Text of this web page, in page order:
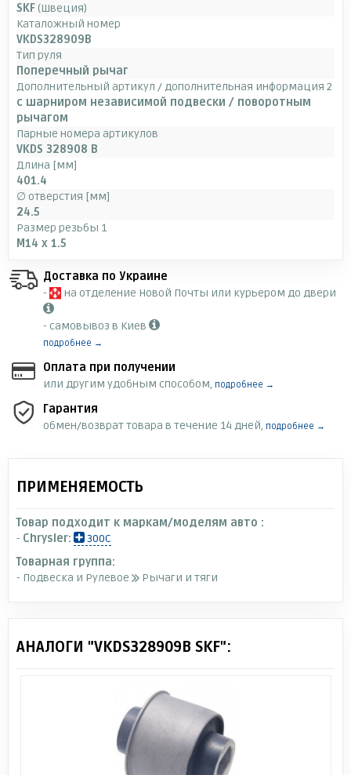
SKF (Швеция)
Каталожный номер
VKDS328909B
Тип руля
Поперечный рычаг
Дополнительный артикул / дополнительная информация 2
c шарниром независимой подвески / поворотным
рычагом
Парные номера артикулов
VKDS 328908 B
Длина [мм]
401.4
∅ отверстия [мм]
24.5
Размер резьбы 1
M14 x 1.5
Доставка по Украине
-
на отделение Новой Почты или курьером до двери
- самовывоз в Киев
подробнее →
Оплата при получении
или другим удобным способом, подробнее →
Гарантия
обмен/возврат товара в течение 14 дней, подробнее →
ПРИМЕНЯЕМОСТЬ
Товар подходит к маркам/моделям авто :
- Chrysler:
300C
Товарная группа:
- Подвеска и Рулевое
Рычаги и тяги
АНАЛОГИ "VKDS328909B SKF":